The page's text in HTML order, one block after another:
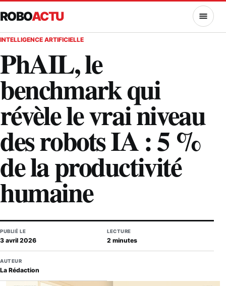
ROBOACTU MENU
INTELLIGENCE ARTIFICIELLE
PhAIL, le
benchmark qui
révèle le vrai niveau
des robots IA : 5 %
de la productivité
humaine
PUBLIÉ LE
3 avril 2026
LECTURE
2 minutes
AUTEUR
La Rédaction